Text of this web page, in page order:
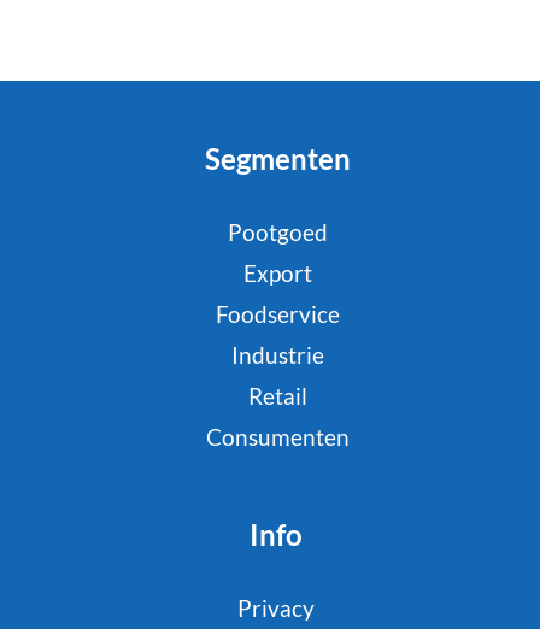
Segmenten
Pootgoed
Export
Foodservice
Industrie
Retail
Consumenten
Info
Privacy